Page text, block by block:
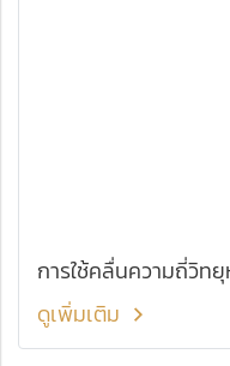
การใช้คลื่นความถี่วิท
ดูเพิ่มเติม